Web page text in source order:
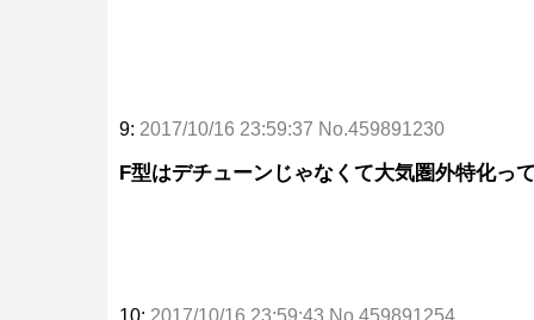
9: 2017/10/16 23:59:37 No.459891230
F型はデチューンじゃなくて大気圏外特化っ
10: 2017/10/16 23:59:43 No.459891254